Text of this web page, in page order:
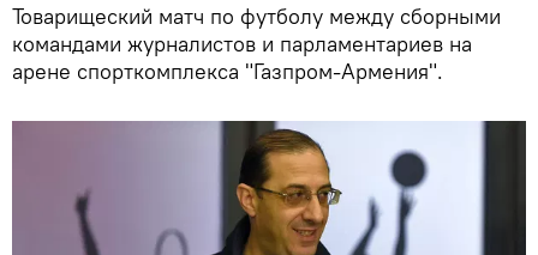
Товарищеский матч по футболу между сборными
командами журналистов и парламентариев на
арене спорткомплекса "Газпром-Армения".